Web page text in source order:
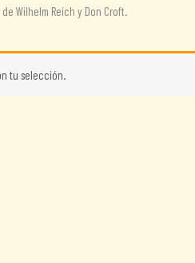
Wilhelm Reich y Don Croft.
tu selección.